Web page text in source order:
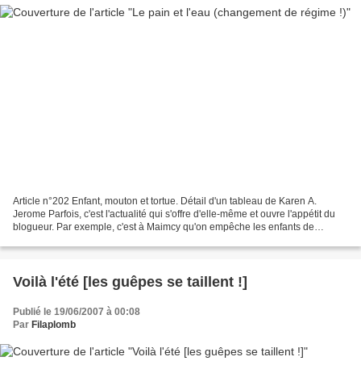
Article n°202 Enfant, mouton et tortue. Détail d'un tableau de Karen A.
Jerome Parfois, c'est l'actualité qui s'offre d'elle-même et ouvre l'appétit du
blogueur. Par exemple, c'est à Maimcy qu'on empêche les enfants de
Voilà l'été [les guêpes se taillent !]
Publié le 19/06/2007 à 00:08
Par Filaplomb